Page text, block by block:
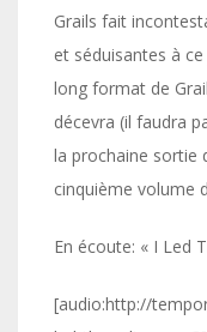
Grails fait
et séduisantes à
long format de
décevra (il faudra
la prochaine sortie
cinquième volume
En écoute: « I Led
[audio:http://